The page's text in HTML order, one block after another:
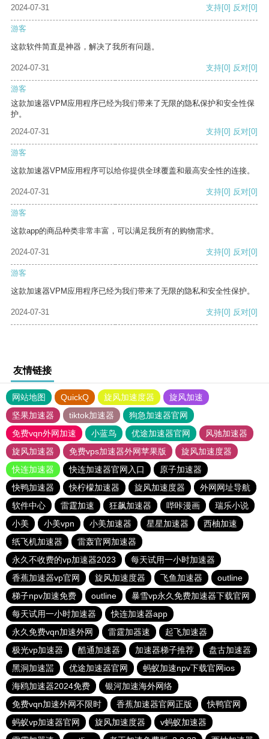
2024-07-31
支持[0] 反对[0]
游客
这款软件简直是神器，解决了我所有问题。
2024-07-31 支持[0] 反对[0]
游客
这款加速器VPM应用程序已经为我们带来了无限的隐私保护和安全性保
护。
2024-07-31
支持[0] 反对[0]
游客
这款加速器VPM应用程序可以给你提供全球覆盖和最高安全性的连接。
2024-07-31 支持[0] 反对[0]
游客
这款app的商品种类非常丰富，可以满足我所有的购物需求。
2024-07-31 支持[0] 反对[0]
游客
这款加速器VPM应用程序已经为我们带来了无限的隐私和安全性保护。
2024-07-31 支持[0] 反对[0]
友情链接
网站地图 QuickQ 旋风加速度器
旋风加速
坚果加速器
tiktok加速器
狗急加速器官网
免费vqn外网加速
小蓝鸟 优途加速器官网
风驰加速器
旋风加速器
免费vps加速器外网苹果版
旋风加速度器
快连加速器
快连加速器官网入口
原子加速器
快鸭加速器
快柠檬加速器 旋风加速度器
外网网址导航
软件中心
雷霆加速 狂飙加速器 哔咔漫画
瑞乐小说
小美
小美vpn 小美加速器 星星加速器
西柚加速
纸飞机加速器
雷轰官网加速器
永久不收费的vp加速器2023
每天试用一小时加速器
香蕉加速器vp官网
旋风加速度器 飞鱼加速器
outline
梯子npv加速免费
outline
暴雪vp永久免费加速器下载官网
每天试用一小时加速器
快连加速器app
永久免费vqn加速外网
雷霆加器速
起飞加速器
极光vp加速器
酷通加速器 加速器梯子推荐
盘古加速器
黑洞加速噐
优途加速器官网
蚂蚁加速npv下载官网ios
海鸥加速器2024免费
银河加速海外网络
免费vqn加速外网不限时
香蕉加速器官网正版
快鸭官网
蚂蚁vp加速器官网
旋风加速度器
v蚂蚁加速器